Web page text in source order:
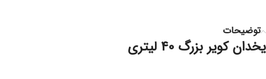
توضیحات
یخدان کویر بزرگ 40 لیتری